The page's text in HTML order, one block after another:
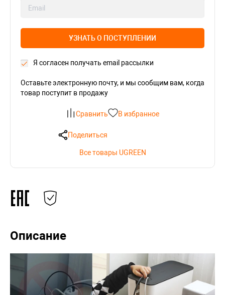
УЗНАТЬ О ПОСТУПЛЕНИИ
Я согласен получать email рассылки
Оставьте электронную почту, и мы сообщим вам, когда
товар поступит в продажу
Сравнить В избранное
Поделиться
Все товары UGREEN
Описание